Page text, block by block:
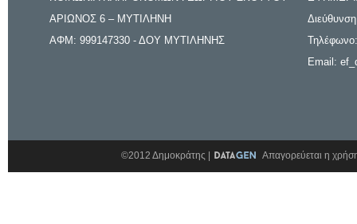
ΑΡΙΩΝΟΣ 6 – ΜΥΤΙΛΗΝΗ
ΑΦΜ: 999147330 - ΔΟΥ ΜΥΤΙΛΗΝΗΣ
Email:
©2012 Δημοκράτης | Απαγορεύεται η